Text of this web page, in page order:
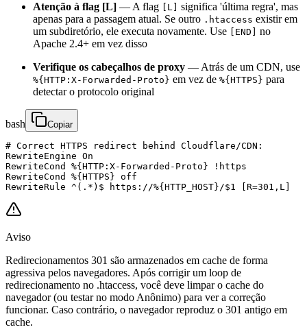
Atenção à flag [L] — A flag [L]
significa 'última regra', mas
apenas para a passagem atual. Se outro .htaccess existir em
um subdiretório, ele executa novamente. Use
[END]
no
Apache 2.4+ em vez disso
Verifique os cabeçalhos de proxy — Atrás de um CDN, use
%{HTTP:X-Forwarded-Proto} em vez de %{HTTPS} para
detectar o protocolo original
bash Copiar
# Correct HTTPS redirect behind Cloudflare/CDN:
RewriteEngine On
RewriteCond %{HTTP:X-Forwarded-Proto} !https
RewriteCond %{HTTPS} off
RewriteRule ^(.*)$ https://%{HTTP_HOST}/$1 [R=301,L]
Aviso
Redirecionamentos 301 são armazenados em cache de forma
agressiva pelos navegadores. Após corrigir um loop de
redirecionamento no .htaccess, você deve limpar o cache do
navegador (ou testar no modo Anônimo) para ver a correção
funcionar. Caso contrário, o navegador reproduz o 301 antigo em
cache.